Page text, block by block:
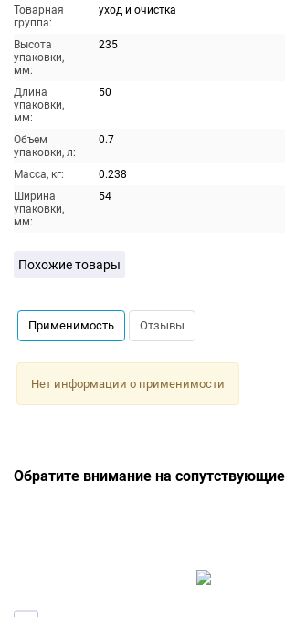
Товарная
группа:
уход и очистка
Высота
упаковки,
мм:
235
Длина
упаковки,
мм:
50
Объем
упаковки, л:
0.7
Масса, кг:
0.238
Ширина
упаковки,
мм:
54
Похожие товары
Применимость Отзывы
Нет информации о применимости
Обратите внимание на